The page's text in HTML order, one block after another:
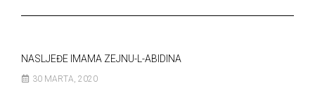
NASLJEĐE IMAMA ZEJNU-L-ABIDINA
30 MARTA, 2020